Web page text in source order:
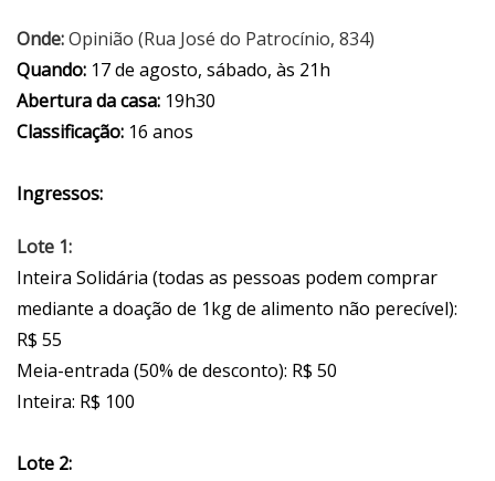
Onde:Opinião (Rua José do Patrocínio, 834)
Quando: 17 de agosto, sábado, às 21h
Abertura da casa: 19h30
Classificação: 16 anos
Ingressos:
Lote 1:
Inteira Solidária (todas as pessoas podem comprar
mediante a doação de 1kg de alimento não perecível):
R$ 55
Meia-entrada (50% de desconto): R$ 50
Inteira: R$ 100
Lote 2: